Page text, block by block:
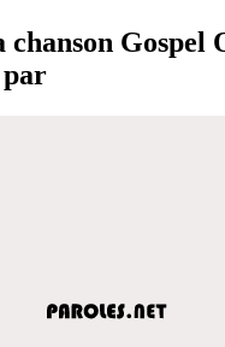
chanson Gospel